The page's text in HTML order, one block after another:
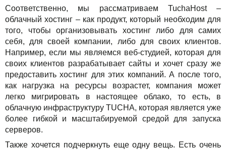
Соответственно, мы рассматриваем TuchaHost –
облачный хостинг – как продукт, который необходим для
того, чтобы организовывать хостинг либо для самих
себя, для своей компании, либо для своих клиентов.
Например, если мы являемся веб-студией, которая для
своих клиентов разрабатывает сайты и хочет сразу же
предоставить хостинг для этих компаний. А после того,
как нагрузка на ресурсы возрастет, компания может
легко мигрировать в настоящее облако, то есть, в
облачную инфраструктуру TUCHA, которая является уже
более гибкой и масштабируемой средой для запуска
серверов.
Также хочется подчеркнуть еще одну вещь. Есть очень